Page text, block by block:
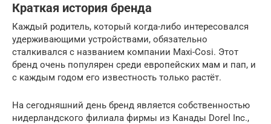
Краткая история бренда
Каждый родитель, который когда-либо интересовался
удерживающими устройствами, обязательно
сталкивался с названием компании Maxi-Cosi. Этот
бренд очень популярен среди европейских мам и пап, и
с каждым годом его известность только растёт.
На сегодняшний день бренд является собственностью
нидерландского филиала фирмы из Канады Dorel Inc.,